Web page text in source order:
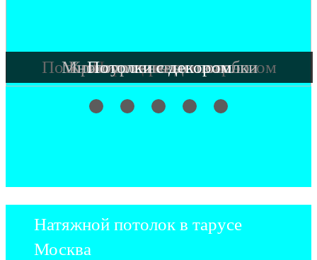
Парящие потолки
Потолки со скрытым карнизом
Красивое звездное небо
Многоуровневые потолки
Потолки с декором
Натяжной потолок в тарусе
Москва